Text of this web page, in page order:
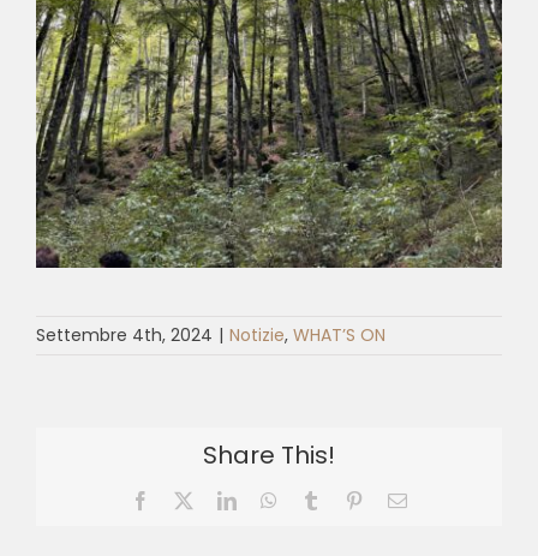
Settembre 4th, 2024 | Notizie, WHAT’S ON
Share This!
Facebook LinkedInWhatsApp
Tumblr PinterestEmail